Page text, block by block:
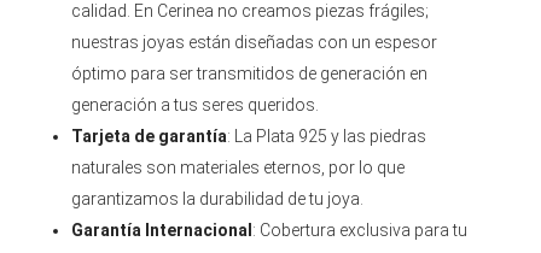
calidad. En Cerinea no creamos piezas frágiles;
nuestras joyas están diseñadas con un espesor
óptimo para ser transmitidos de generación en
generación a tus seres queridos.
Tarjeta de garantía: La Plata 925 y las piedras
naturales son materiales eternos, por lo que
garantizamos la durabilidad de tu joya.
Garantía Internacional : Cobertura exclusiva para tu